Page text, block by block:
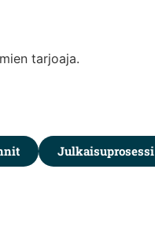
tarjoaja.
Julkaisuprosessi